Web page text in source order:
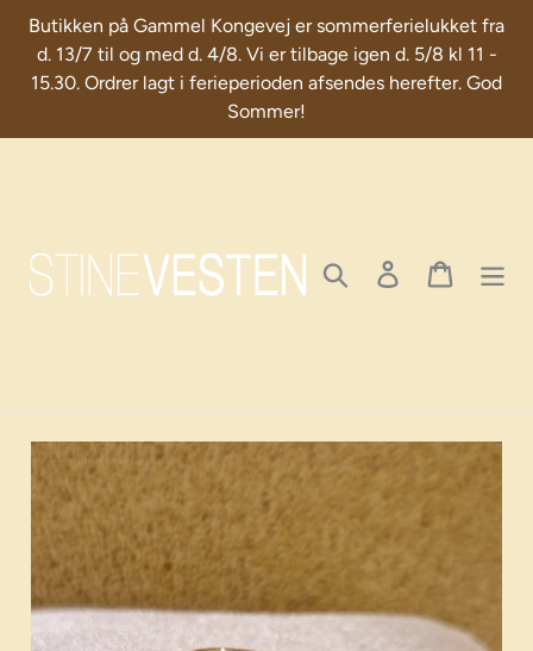
Skip
content
Butikken på Gammel Kongevej er sommerferielukket fra
d. 13/7 til og med d. 4/8. Vi er tilbage igen d. 5/8 kl 11 -
15.30. Ordrer lagt i ferieperioden afsendes herefter. God
Sommer!
Search Log in Cart